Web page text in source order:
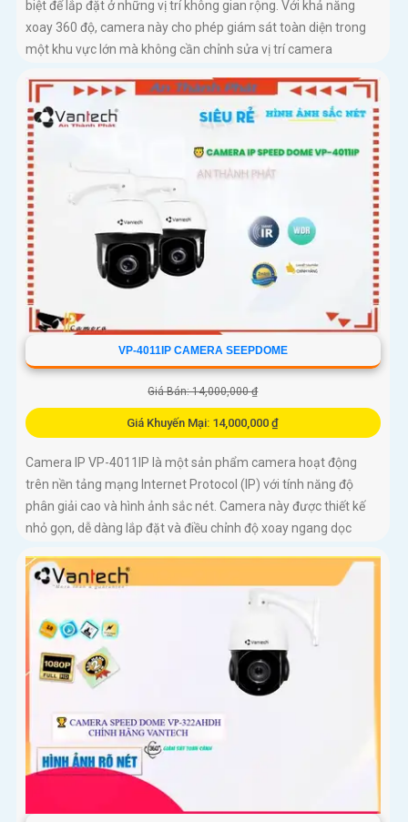
biệt để lắp đặt ở những vị trí không gian rộng. Với khả năng
xoay 360 độ, camera này cho phép giám sát toàn diện trong
một khu vực lớn mà không cần chỉnh sửa vị trí camera
VP-4011IP CAMERA SEEPDOME
Giá Bán: 14,000,000 ₫
Giá Khuyến Mại: 14,000,000 ₫
Camera IP VP-4011IP là một sản phẩm camera hoạt động
trên nền tảng mạng Internet Protocol (IP) với tính năng độ
phân giải cao và hình ảnh sắc nét. Camera này được thiết kế
nhỏ gọn, dễ dàng lắp đặt và điều chỉnh độ xoay ngang dọc